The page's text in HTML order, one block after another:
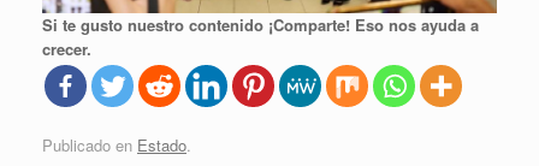
Si te gusto nuestro contenido ¡Comparte! Eso nos ayuda a
crecer.
Publicado en Estado.